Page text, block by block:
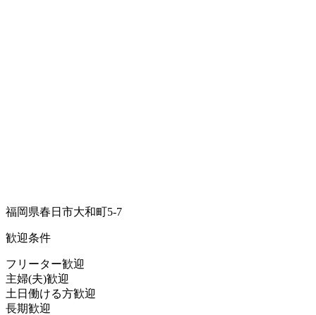
福岡県春日市大和町5-7
歓迎条件
フリーター歓迎
主婦(夫)歓迎
土日働ける方歓迎
長期歓迎